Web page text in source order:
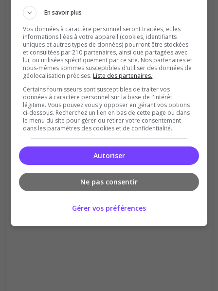
🔥 Sand Of Oblivion
--> DISCORD<--
✨Sand Of Oblivion — Le désert ne pardonne
pas.
En savoir plus
Vos données à caractère personnel seront traitées, et les
informations liées à votre appareil (cookies, identifiants
uniques et autres types de données) pourront être stockées
et consultées par 210 partenaires, ainsi que partagées avec
lui, ou utilisées spécifiquement par ce site. Nos partenaires et
nous-mêmes sommes susceptibles d'utiliser des données de
géolocalisation précises. Liste des partenaires.
Certains fournisseurs sont susceptibles de traiter vos
données à caractère personnel sur la base de l'intérêt
légitime. Vous pouvez vous y opposer en gérant vos options
ci-dessous. Recherchez un lien en bas de cette page ou dans
le menu du site pour gérer ou retirer votre consentement
dans les paramètres des cookies et de confidentialité.
Autoriser
Ne pas consentir
Gérer vos préférences